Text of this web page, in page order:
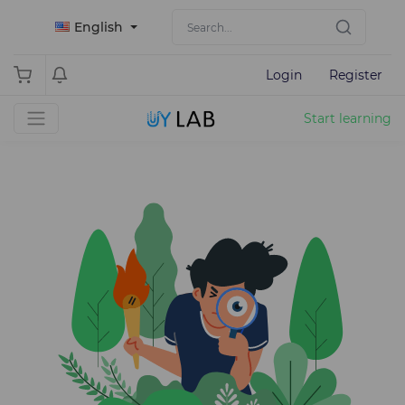
English
Login Register
Start learning